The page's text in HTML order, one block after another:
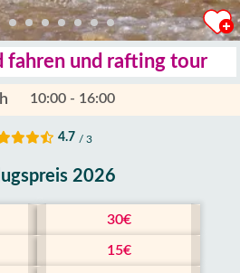
fahren und rafting tour
10:00 - 16:00
4.7 / 3
2026
30€
15€